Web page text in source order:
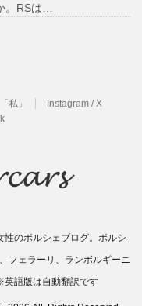
。RSは…
「私」
Instagram / X
のポルシェブログ。ポルシ
フェラーリ、ランボルギーニ
語版は自動翻訳です